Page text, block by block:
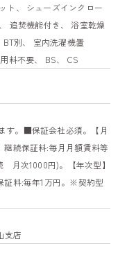
ト、 シューズインクロー
追焚機能付き、 浴室乾燥
別、 室内洗濯機置
料不要、 BS、 CS
す。■保証会社必須。【月
続保証料:毎月月額賃料等
次1000円)。【年次型】
証料:毎年1万円。※契約型
支店